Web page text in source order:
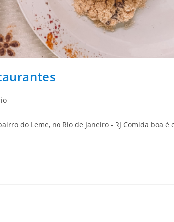
do Leme, no Rio de Janeiro - RJ Comida boa é